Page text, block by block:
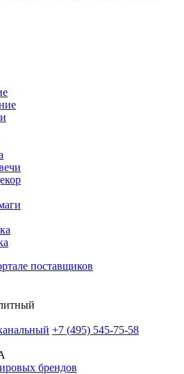
поставщиков
+7 (495) 545-75-58
брендов